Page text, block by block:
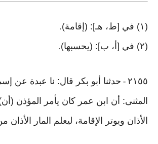
(١) في [ط، هـ]: (إقامة) .
(٢) في [أ، ب]: (يحسبها) .
٢١٥٥ - حدثنا أبو بكر قال: نا عبدة عن
الأذان ويوتر الإقامة، ليعلم المار الأذان